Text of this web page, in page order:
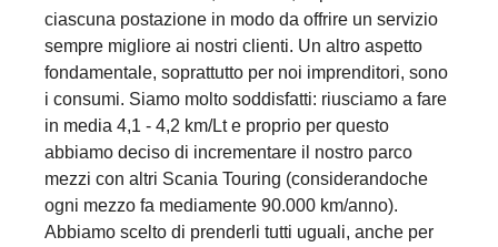
ciascuna postazione in modo da offrire un servizio
sempre migliore ai nostri clienti. Un altro aspetto
fondamentale, soprattutto per noi imprenditori, sono
i consumi. Siamo molto soddisfatti: riusciamo a fare
in media 4,1 - 4,2 km/Lt e proprio per questo
abbiamo deciso di incrementare il nostro parco
mezzi con altri Scania Touring (considerandoche
ogni mezzo fa mediamente 90.000 km/anno).
Abbiamo scelto di prenderli tutti uguali, anche per